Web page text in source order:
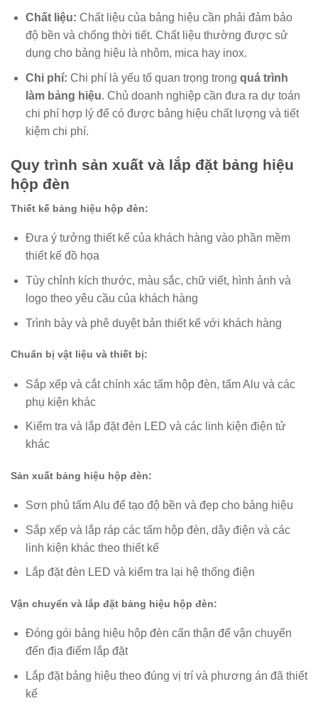
Chất liệu: Chất liệu của bảng hiệu cần phải đảm bảo
độ bền và chống thời tiết. Chất liệu thường được sử
dụng cho bảng hiệu là nhôm, mica hay inox.
Chi phí: Chi phí là yếu tố quan trọng trong quá trình
làm bảng hiệu. Chủ doanh nghiệp cần đưa ra dự toán
chi phí hợp lý để có được bảng hiệu chất lượng và tiết
kiệm chi phí.
Quy trình sản xuất và lắp đặt bảng hiệu
hộp đèn
Thiết kế bảng hiệu hộp đèn:
Đưa ý tưởng thiết kế của khách hàng vào phần mềm
thiết kế đồ họa
Tùy chỉnh kích thước, màu sắc, chữ viết, hình ảnh và
logo theo yêu cầu của khách hàng
Trình bày và phê duyệt bản thiết kế với khách hàng
Chuẩn bị vật liệu và thiết bị:
Sắp xếp và cắt chính xác tấm hộp đèn, tấm Alu và các
phụ kiện khác
Kiểm tra và lắp đặt đèn LED và các linh kiện điện tử
khác
Sản xuất bảng hiệu hộp đèn:
Sơn phủ tấm Alu để tạo độ bền và đẹp cho bảng hiệu
Sắp xếp và lắp ráp các tấm hộp đèn, dây điện và các
linh kiện khác theo thiết kế
Lắp đặt đèn LED và kiểm tra lại hệ thống điện
Vận chuyển và lắp đặt bảng hiệu hộp đèn:
Đóng gói bảng hiệu hộp đèn cẩn thận để vận chuyển
đến địa điểm lắp đặt
Lắp đặt bảng hiệu theo đúng vị trí và phương án đã thiết
kế